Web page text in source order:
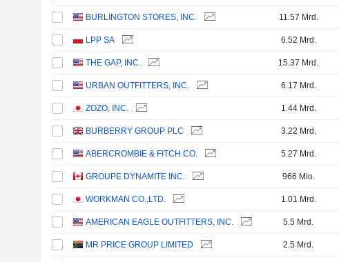
BURLINGTON STORES, INC. 11.57 Mrd.
LPP SA 6.52 Mrd.
THE GAP, INC. 15.37 Mrd.
URBAN OUTFITTERS, INC. 6.17 Mrd.
ZOZO, INC. 1.44 Mrd.
BURBERRY GROUP PLC 3.22 Mrd.
ABERCROMBIE & FITCH CO. 5.27 Mrd.
GROUPE DYNAMITE INC. 966 Mio.
WORKMAN CO.,LTD. 1.01 Mrd.
AMERICAN EAGLE OUTFITTERS, INC. 5.5 Mrd.
MR PRICE GROUP LIMITED 2.5 Mrd.